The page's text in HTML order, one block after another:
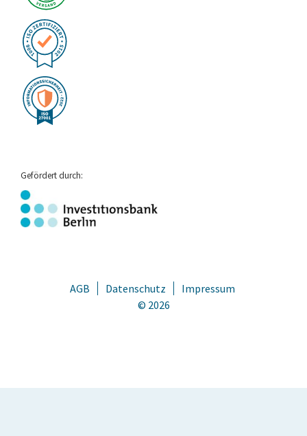
Gefördert durch:
AGB Datenschutz
Impressum
© 2026